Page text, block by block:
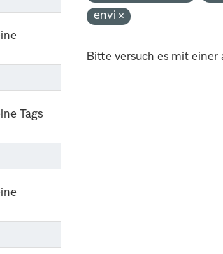
Tags
envi
Bitte versuch es mit einer